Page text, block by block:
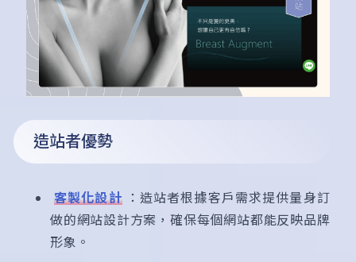
造站者優勢
客製化設計 ：造站者根據客戶需求提供量身訂
做的網站設計方案，確保每個網站都能反映品牌
形象。